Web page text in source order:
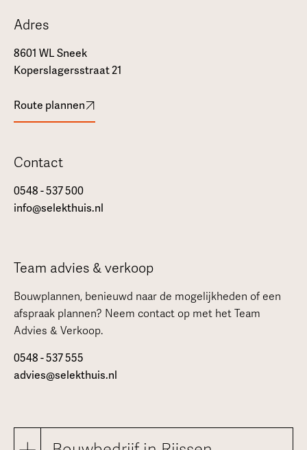
Adres
8601 WL Sneek
Koperslagersstraat 21
Route plannen
Contact
0548 - 537 500
info@selekthuis.nl
Team advies & verkoop
Bouwplannen, benieuwd naar de mogelijkheden of een
afspraak plannen? Neem contact op met het Team
Advies & Verkoop.
0548 - 537 555
advies@selekthuis.nl